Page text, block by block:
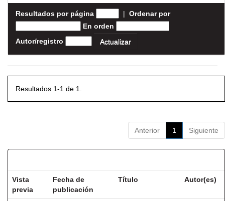
Resultados por página | Ordenar por
En orden
Autor/registro
Resultados 1-1 de 1.
Anterior 1 Siguiente
Vista
previa
Fecha de
publicación
Título Autor(es)